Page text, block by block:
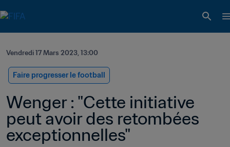
Vendredi 17 Mars 2023, 13:00
Faire progresser le football
Wenger : "Cette initiative
peut avoir des retombées
exceptionnelles"